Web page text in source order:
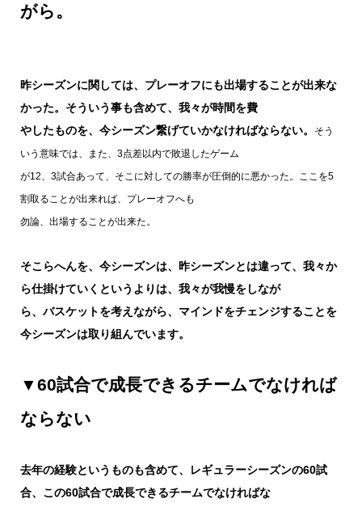
がら。
昨シーズンに関しては、プレーオフにも出場することが出来な
かった。そういう事も含めて、我々が時間を費
やしたものを、今シーズン繋げていかなければならない。
そう
いう意味では、また、3点差以内で敗退したゲーム
が12、3試合あって、そこに対しての勝率が圧倒的に悪かった。ここを5
割取ることが出来れば、プレーオフへも
勿論、出場することが出来た。
そこらへんを、今シーズンは、昨シーズンとは違って、我々か
ら仕掛けていくというよりは、我々が我慢をしなが
ら、バスケットを考えながら、マインドをチェンジすることを
今シーズンは取り組んでいます。
▼60試合で成長できるチームでなければ
ならない
去年の経験というものも含めて、レギュラーシーズンの60試
合、この60試合で成長できるチームでなければな